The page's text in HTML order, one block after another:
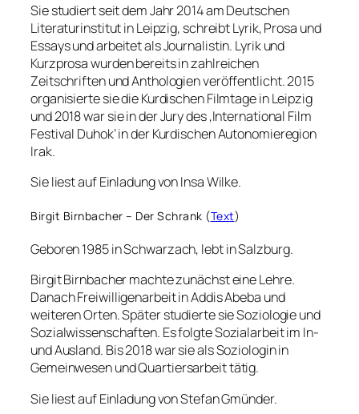
Sie studiert seit dem Jahr 2014 am Deutschen
Literaturinstitut in Leipzig, schreibt Lyrik, Prosa und
Essays und arbeitet als Journalistin. Lyrik und
Kurzprosa wurden bereits in zahlreichen
Zeitschriften und Anthologien veröffentlicht. 2015
organisierte sie die Kurdischen Filmtage in Leipzig
und 2018 war sie in der Jury des ‚International Film
Festival Duhok‘ in der Kurdischen Autonomieregion
Irak.
Sie liest auf Einladung von Insa Wilke.
Birgit Birnbacher – Der Schrank (Text)
Geboren 1985 in Schwarzach, lebt in Salzburg.
Birgit Birnbacher machte zunächst eine Lehre.
Danach Freiwilligenarbeit in Addis Abeba und
weiteren Orten. Später studierte sie Soziologie und
Sozialwissenschaften. Es folgte Sozialarbeit im In-
und Ausland. Bis 2018 war sie als Soziologin in
Gemeinwesen und Quartiersarbeit tätig.
Sie liest auf Einladung von Stefan Gmünder.